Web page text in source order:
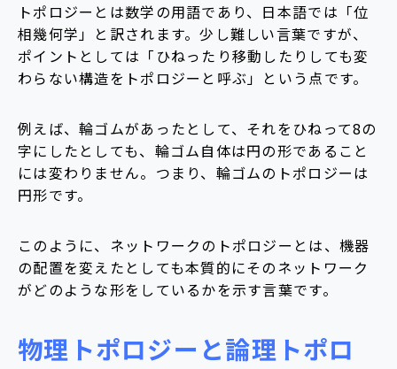
トポロジーとは数学の用語であり、日本語では「位
相幾何学」と訳されます。少し難しい言葉ですが、
ポイントとしては「ひねったり移動したりしても変
わらない構造をトポロジーと呼ぶ」という点です。
例えば、輪ゴムがあったとして、それをひねって8の
字にしたとしても、輪ゴム自体は円の形であること
には変わりません。つまり、輪ゴムのトポロジーは
円形です。
このように、ネットワークのトポロジーとは、機器
の配置を変えたとしても本質的にそのネットワーク
がどのような形をしているかを示す言葉です。
物理トポロジーと論理トポロ